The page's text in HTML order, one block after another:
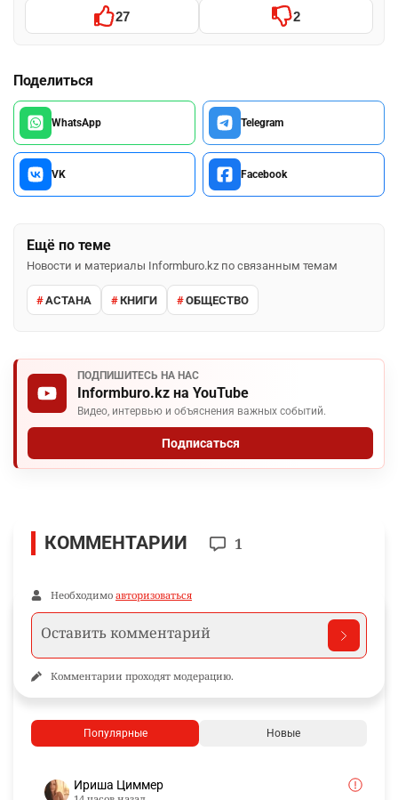
27 2
Поделиться
WhatsApp Telegram
VK Facebook
Ещё по теме
Новости и материалы Informburo.kz по связанным темам
АСТАНА КНИГИ ОБЩЕСТВО
ПОДПИШИТЕСЬ НА НАС
Informburo.kz на YouTube
Видео, интервью и объяснения важных событий.
Подписаться
КОММЕНТАРИИ 1
Необходимо авторизоваться
Комментарии проходят модерацию.
Популярные Новые
Ириша Циммер